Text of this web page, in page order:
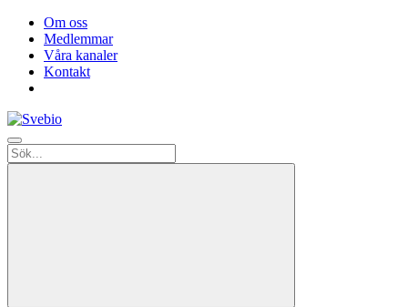
Om oss
Medlemmar
Våra kanaler
Kontakt